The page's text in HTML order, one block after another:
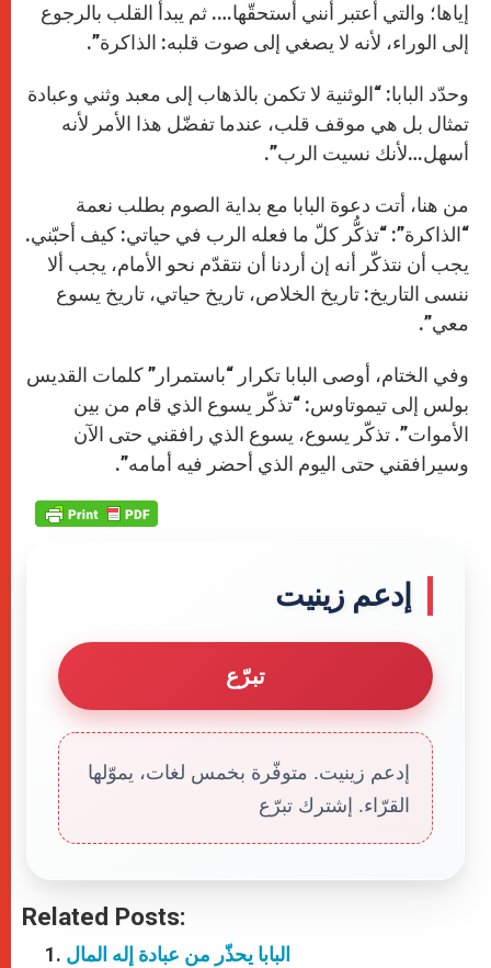
إياها؛ والتي أعتبر أنني أستحقّها…. ثم يبدأ القلب بالرجوع
إلى الوراء، لأنه لا يصغي إلى صوت قلبه: الذاكرة”.
وحدّد البابا: “الوثنية لا تكمن بالذهاب إلى معبد وثني وعبادة
تمثال بل هي موقف قلب، عندما تفضّل هذا الأمر لأنه
أسهل…لأنك نسيت الرب”.
من هنا، أتت دعوة البابا مع بداية الصوم بطلب نعمة
“الذاكرة”: “تذكُّر كلّ ما فعله الرب في حياتي: كيف أحبّني.
يجب أن نتذكّر أنه إن أردنا أن نتقدّم نحو الأمام، يجب ألا
ننسى التاريخ: تاريخ الخلاص، تاريخ حياتي، تاريخ يسوع
معي”.
وفي الختام، أوصى البابا تكرار “باستمرار” كلمات القديس
بولس إلى تيموتاوس: “تذكّر يسوع الذي قام من بين
الأموات”. تذكّر يسوع، يسوع الذي رافقني حتى الآن
وسيرافقني حتى اليوم الذي أحضر فيه أمامه”.
إدعم زينيت
تبرّع
إدعم زينيت. متوفّرة بخمس لغات، يموّلها
القرّاء. إشترك تبرّع
Related Posts:
البابا يحذّر من عبادة إله المال